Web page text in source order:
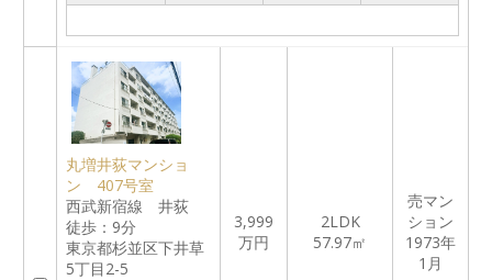
丸増井荻マンショ
ン 407号室
西武新宿線 井荻
徒歩：9分
東京都杉並区下井草
5丁目2-5
3,999
万円
2LDK
57.97㎡
売マン
ション
1973年
1月